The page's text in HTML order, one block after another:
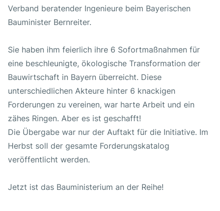
Verband beratender Ingenieure beim Bayerischen
Bauminister Bernreiter.
Sie haben ihm feierlich ihre 6 Sofortmaßnahmen für
eine beschleunigte, ökologische Transformation der
Bauwirtschaft in Bayern überreicht. Diese
unterschiedlichen Akteure hinter 6 knackigen
Forderungen zu vereinen, war harte Arbeit und ein
zähes Ringen. Aber es ist geschafft!
Die Übergabe war nur der Auftakt für die Initiative. Im
Herbst soll der gesamte Forderungskatalog
veröffentlicht werden.
Jetzt ist das Bauministerium an der Reihe!